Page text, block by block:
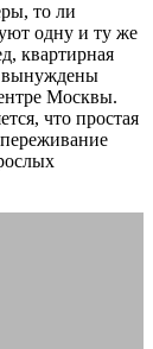
то ли
одну и ту же
квартирная
вынуждены
Москвы.
что простая